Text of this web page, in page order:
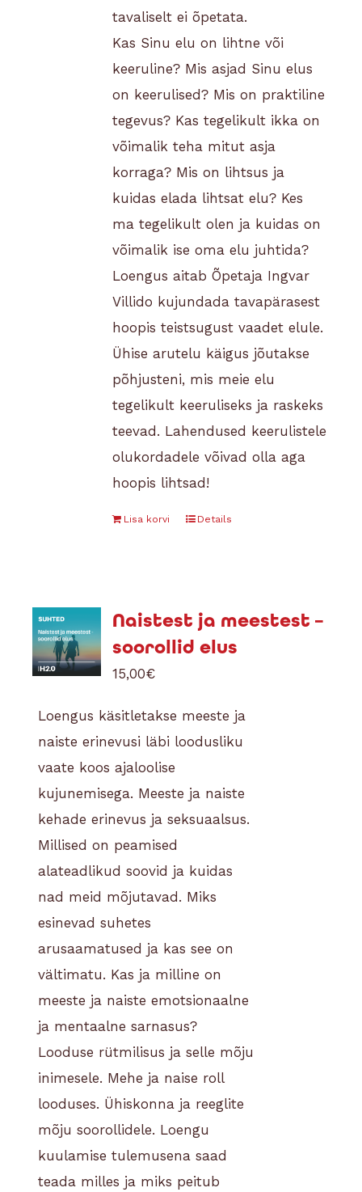
tavaliselt ei õpetata.
Kas Sinu elu on lihtne või
keeruline? Mis asjad Sinu elus
on keerulised? Mis on praktiline
tegevus? Kas tegelikult ikka on
võimalik teha mitut asja
korraga? Mis on lihtsus ja
kuidas elada lihtsat elu? Kes
ma tegelikult olen ja kuidas on
võimalik ise oma elu juhtida?
Loengus aitab Õpetaja Ingvar
Villido kujundada tavapärasest
hoopis teistsugust vaadet elule.
Ühise arutelu käigus jõutakse
põhjusteni, mis meie elu
tegelikult keeruliseks ja raskeks
teevad. Lahendused keerulistele
olukordadele võivad olla aga
hoopis lihtsad!
Lisa korvi Details
Naistest ja meestest –
soorollid elus
15,00€
Loengus käsitletakse meeste ja
naiste erinevusi läbi loodusliku
vaate koos ajaloolise
kujunemisega. Meeste ja naiste
kehade erinevus ja seksuaalsus.
Millised on peamised
alateadlikud soovid ja kuidas
nad meid mõjutavad. Miks
esinevad suhetes
arusaamatused ja kas see on
vältimatu. Kas ja milline on
meeste ja naiste emotsionaalne
ja mentaalne sarnasus?
Looduse rütmilisus ja selle mõju
inimesele. Mehe ja naise roll
looduses. Ühiskonna ja reeglite
mõju soorollidele. Loengu
kuulamise tulemusena saad
teada milles ja miks peitub